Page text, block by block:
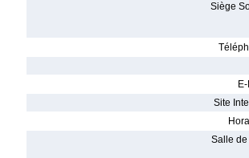
Siège
Site
Salle de